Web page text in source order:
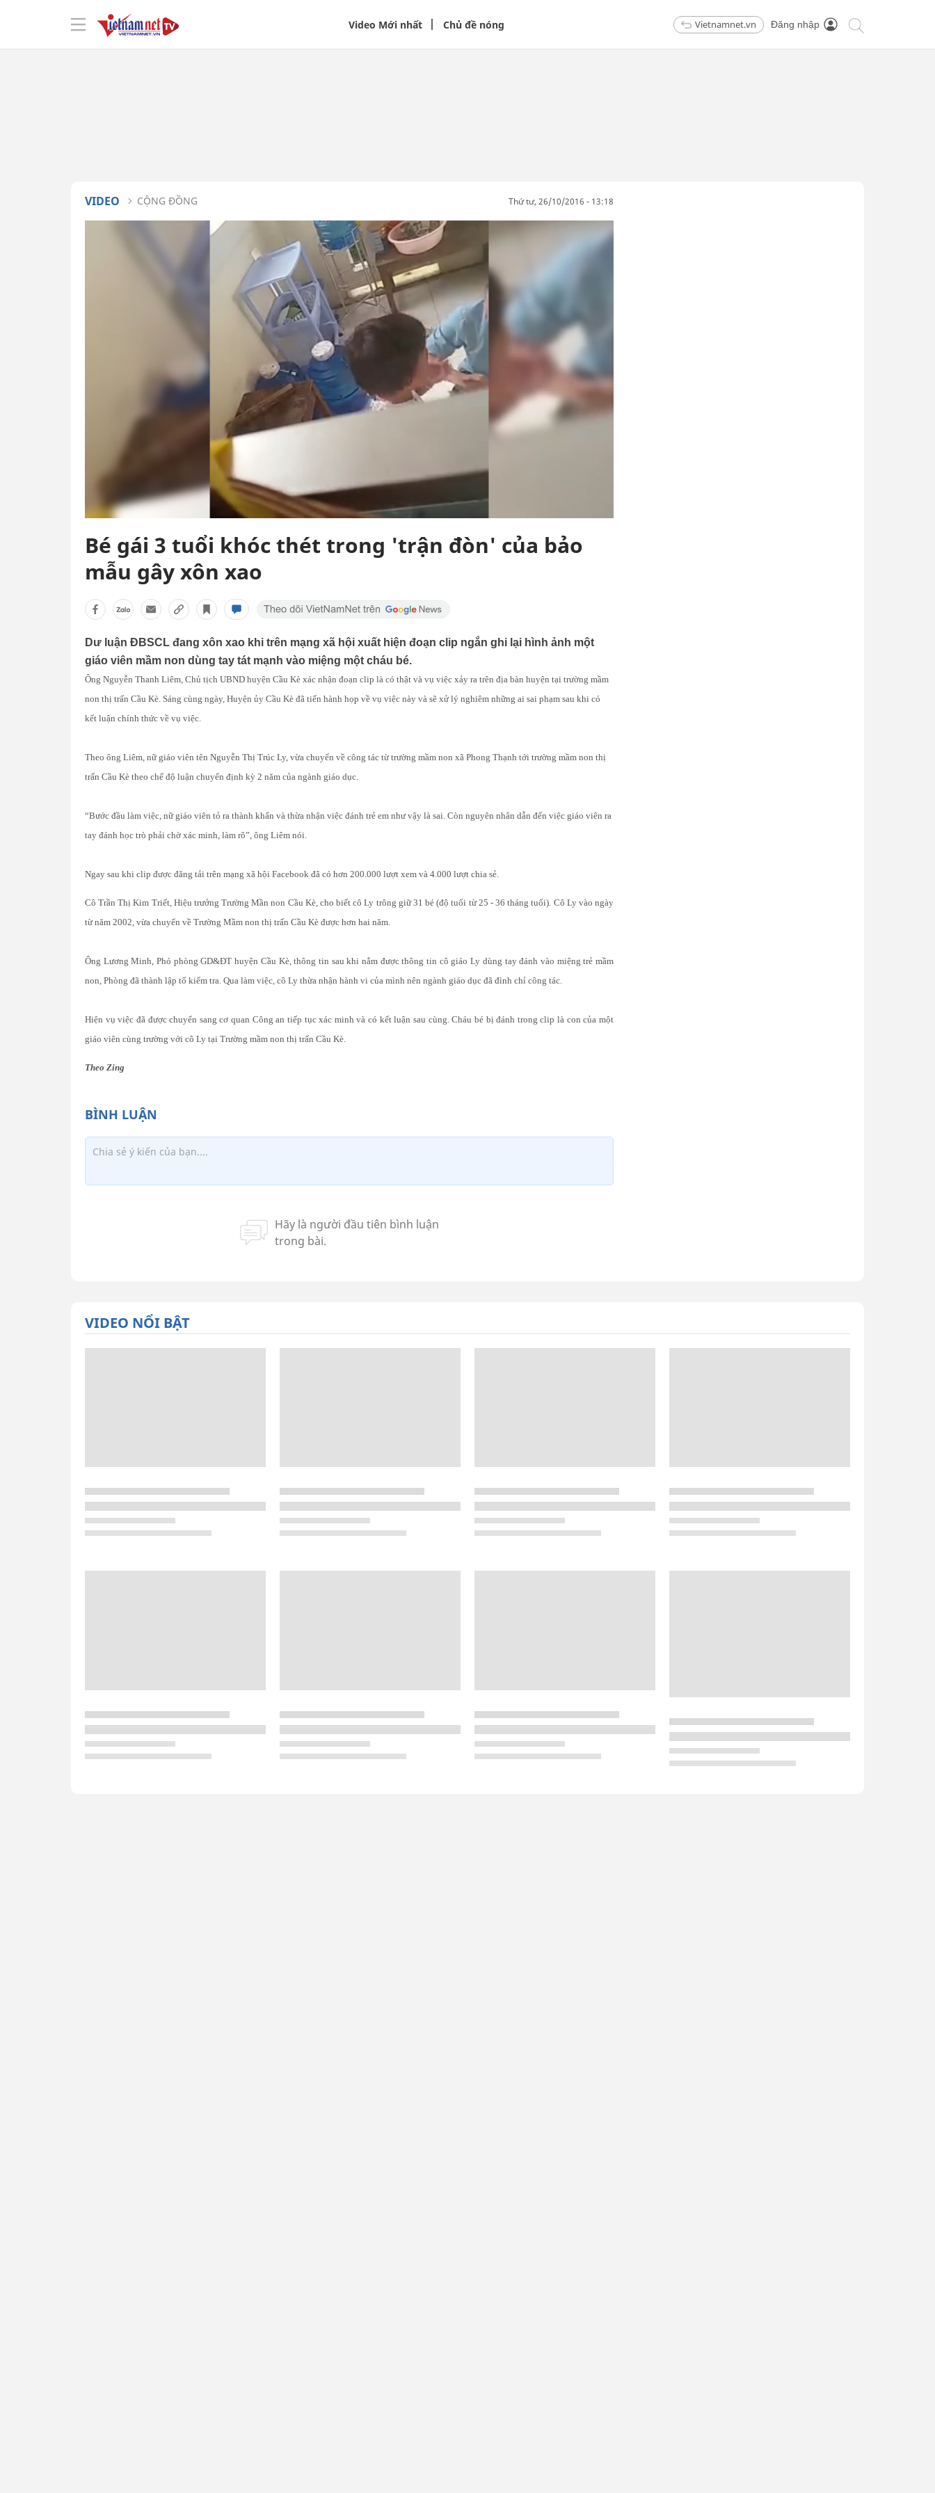
Video Mới nhất Chủ đề nóng Vietnamnet.vn Đăng nhập
VIDEO CỘNG ĐỒNG thứ tư, 26/10/2016 - 13:18
Bé gái 3 tuổi khóc thét trong 'trận đòn' của bảo
mẫu gây xôn xao
Dư luận ĐBSCL đang xôn xao khi trên mạng xã hội xuất hiện đoạn clip ngắn ghi lại hình ảnh một
giáo viên mầm non dùng tay tát mạnh vào miệng một cháu bé.
Ông Nguyễn Thanh Liêm, Chủ tịch UBND huyện Cầu Kè xác nhận đoạn clip là có thật và vụ việc xảy ra trên địa bàn huyện tại trường mầm
non thị trấn Cầu Kè. Sáng cùng ngày, Huyện ủy Cầu Kè đã tiến hành họp về vụ việc này và sẽ xử lý nghiêm những ai sai phạm sau khi có
kết luận chính thức về vụ việc.
Theo ông Liêm, nữ giáo viên tên Nguyễn Thị Trúc Ly, vừa chuyển về công tác từ trường mầm non xã Phong Thạnh tới trường mầm non thị
trấn Cầu Kè theo chế độ luận chuyển định kỳ 2 năm của ngành giáo dục.
“Bước đầu làm việc, nữ giáo viên tỏ ra thành khẩn và thừa nhận việc đánh trẻ em như vậy là sai. Còn nguyên nhân dẫn đến việc giáo viên ra
tay đánh học trò phải chờ xác minh, làm rõ”, ông Liêm nói.
Ngay sau khi clip được đăng tải trên mạng xã hội Facebook đã có hơn 200.000 lượt xem và 4.000 lượt chia sẻ.
Cô Trần Thị Kim Triết, Hiệu trưởng Trường Mần non Cầu Kè, cho biết cô Ly trông giữ 31 bé (độ tuổi từ 25 - 36 tháng tuổi). Cô Ly vào ngày
từ năm 2002, vừa chuyển về Trường Mầm non thị trấn Cầu Kè được hơn hai năm.
Ông Lương Minh, Phó phòng GD&ĐT huyện Cầu Kè, thông tin sau khi nắm được thông tin cô giáo Ly dùng tay đánh vào miệng trẻ mầm
non, Phòng đã thành lập tổ kiểm tra. Qua làm việc, cô Ly thừa nhận hành vi của mình nên ngành giáo dục đã đình chỉ công tác.
Hiện vụ việc đã được chuyển sang cơ quan Công an tiếp tục xác minh và có kết luận sau cùng. Cháu bé bị đánh trong clip là con của một
giáo viên cùng trường với cô Ly tại Trường mầm non thị trấn Cầu Kè.
Theo Zing
VIDEO NỔI BẬT